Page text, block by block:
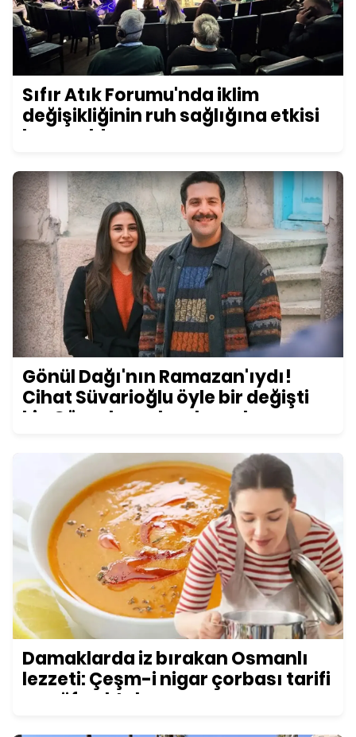
Sıfır Atık Forumu'nda iklim
değişikliğinin ruh sağlığına etkisi
konuşuldu
Gönül Dağı'nın Ramazan'ıydı!
Cihat Süvarioğlu öyle bir değişti
ki... Görenler şoke oluyor!
Damaklarda iz bırakan Osmanlı
lezzeti: Çeşm-i nigar çorbası tarifi
ve püf noktaları